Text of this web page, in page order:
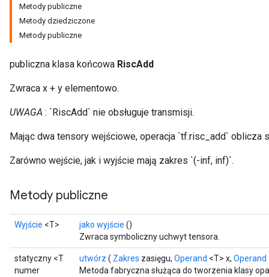
Metody publiczne
Metody dziedziczone
Metody publiczne
publiczna klasa końcowa RiscAdd
Zwraca x + y elementowo.
UWAGA : `RiscAdd` nie obsługuje transmisji.
Mając dwa tensory wejściowe, operacja `tf.risc_add` oblicza
Zarówno wejście, jak i wyjście mają zakres `(-inf, inf)`.
Metody publiczne
Wyjście <T> jako wyjście ()
Zwraca symboliczny uchwyt tensora.
statyczny <T
numer
utwórz ( Zakres zasięgu, Operand <T> x, Operand
Metoda fabryczna służąca do tworzenia klasy